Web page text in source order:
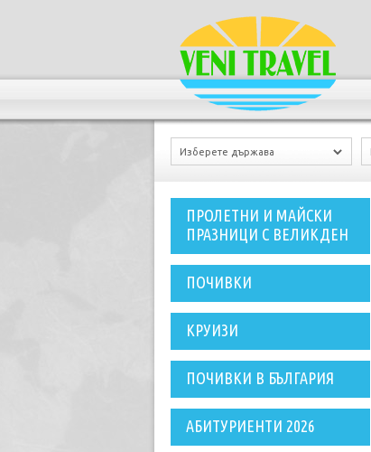
ПРОЛЕТНИ И МАЙСКИ
ПРАЗНИЦИ С ВЕЛИКДЕН
ПОЧИВКИ
КРУИЗИ
ПОЧИВКИ В БЪЛГАРИЯ
АБИТУРИЕНТИ 2026